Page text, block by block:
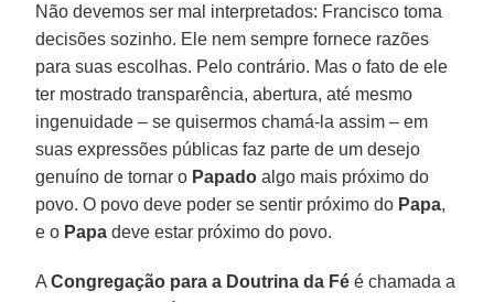
Não devemos ser mal interpretados: Francisco toma
decisões sozinho. Ele nem sempre fornece razões
para suas escolhas. Pelo contrário. Mas o fato de ele
ter mostrado transparência, abertura, até mesmo
ingenuidade – se quisermos chamá-la assim – em
suas expressões públicas faz parte de um desejo
genuíno de tornar o Papado algo mais próximo do
povo. O povo deve poder se sentir próximo do Papa,
e o Papa deve estar próximo do povo.
ACongregação para a Doutrina da Fé é chamada a